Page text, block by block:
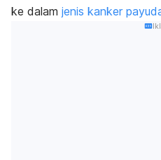
ke dalam jenis kanker